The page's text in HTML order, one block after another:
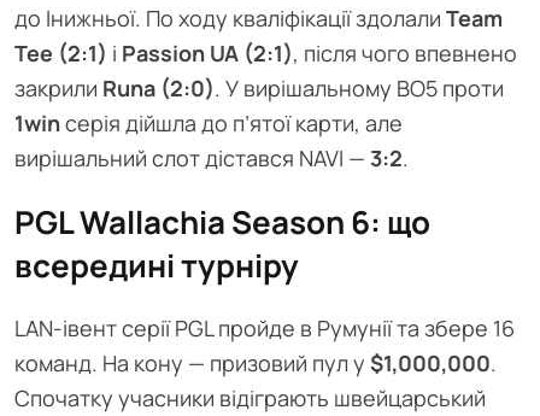
до lнижньої. По ходу кваліфікації здолали Team
Tee (2:1) і Passion UA (2:1), після чого впевнено
закрили Runa (2:0). У вирішальному BO5 проти
1winсерія дійшла до п’ятої карти, але
вирішальний слот дістався NAVI — 3:2.
PGL Wallachia Season 6: що
всередині турніру
LAN-івент серії PGL пройде в Румунії та збере 16
команд. На кону — призовий пул у $1,000,000.
Спочатку учасники відіграють швейцарський